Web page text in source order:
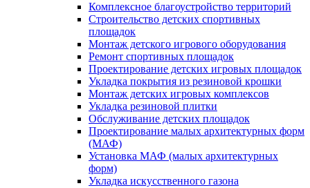
Комплексное благоустройство территорий
Строительство детских спортивных
площадок
Монтаж детского игрового оборудования
Ремонт спортивных площадок
Проектирование детских игровых площадок
Укладка покрытия из резиновой крошки
Монтаж детских игровых комплексов
Укладка резиновой плитки
Обслуживание детских площадок
Проектирование малых архитектурных форм
(МАФ)
Установка МАФ (малых архитектурных
форм)
Укладка искусственного газона